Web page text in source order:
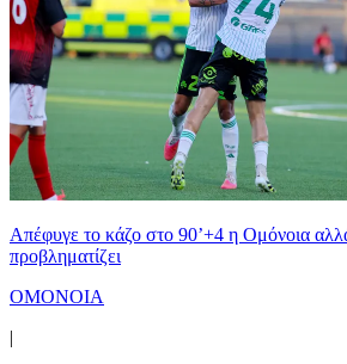
Απέφυγε το κάζο στο 90’+4 η Ομόνοια
προβληματίζει
ΟΜΟΝΟΙΑ
|